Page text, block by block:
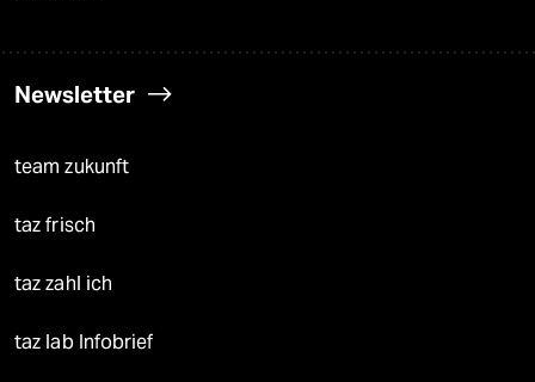
Newsletter
team zukunft
taz frisch
taz zahl ich
taz lab Infobrief